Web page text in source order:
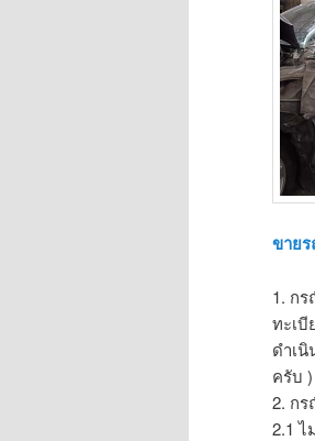
ขายร
1. ก
ทะเ
ดำเ
ครับ )
2. ก
2.1 ไ